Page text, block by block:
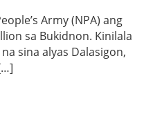
Army (NPA) ang
sa Bukidnon. Kinilala
sina alyas Dalasigon,